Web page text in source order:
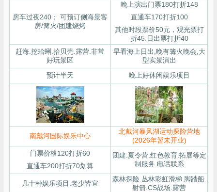
房车过夜240； 可预订侧海景客
房/篝火/团建烧烤
晚上演出门票180打折148
直通车170打折100
其他时段票价50元，观光票打
折45.日出票打折40
赶海.挖蛤蜊.拾贝壳.露营.非常
好玩景区
早看海上日出,晚有篝火晚会,大
型实景演出
预计半天
晚上好休闲娱乐项目
南戴河国际娱乐中心
北戴河暴风湖运动探险营地
(2026年暂未开业)
门票价格120打折60
直通车200打折70划算
团建.夏令营.红色教育.拓展等定
制服务.电话联系
几十种娱乐项目.老少皆宜
森林探险.丛林彩虹滑梯.脚踏船.
射箭.CS战场.露营